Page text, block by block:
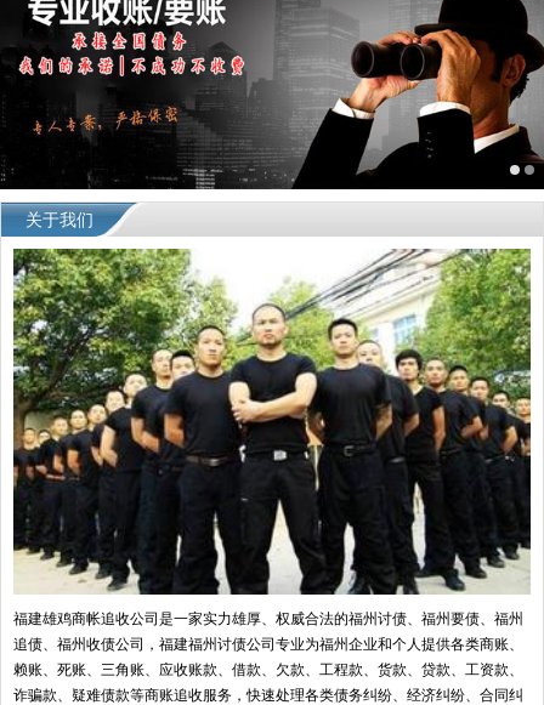
关于我们
福建雄鸡商帐追收公司是一家实力雄厚、权威合法的福州讨债、福州要债、福州
追债、福州收债公司，福建福州讨债公司专业为福州企业和个人提供各类商账、
赖账、死账、三角账、应收账款、借款、欠款、工程款、货款、贷款、工资款、
诈骗款、疑难债款等商账追收服务，快速处理各类债务纠纷、经济纠纷、合同纠